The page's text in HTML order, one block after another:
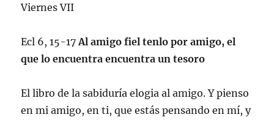
Viernes VII
Ecl 6, 15-17Al amigo fiel tenlo por amigo, el
que lo encuentra encuentra un tesoro
El libro de la sabiduría elogia al amigo. Y pienso
en mi amigo, en ti, que estás pensando en mí, y